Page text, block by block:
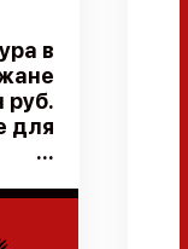
в
руб.
для
...